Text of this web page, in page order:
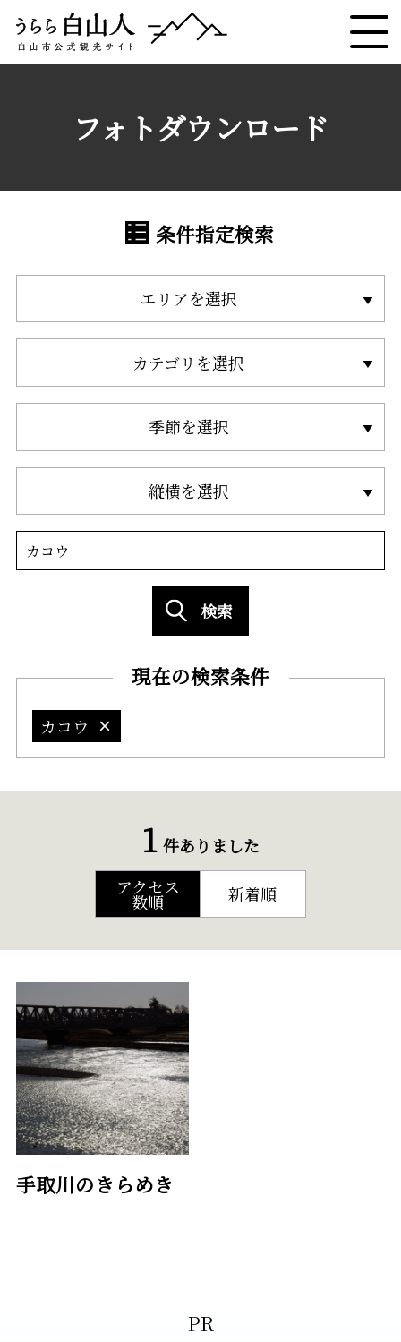
フォトダウンロード
条件指定検索
エリアを選択
カテゴリを選択
季節を選択
縦横を選択
検索
現在の検索条件
カコウ
1 件ありました
アクセス
数順 新着順
手取川のきらめき